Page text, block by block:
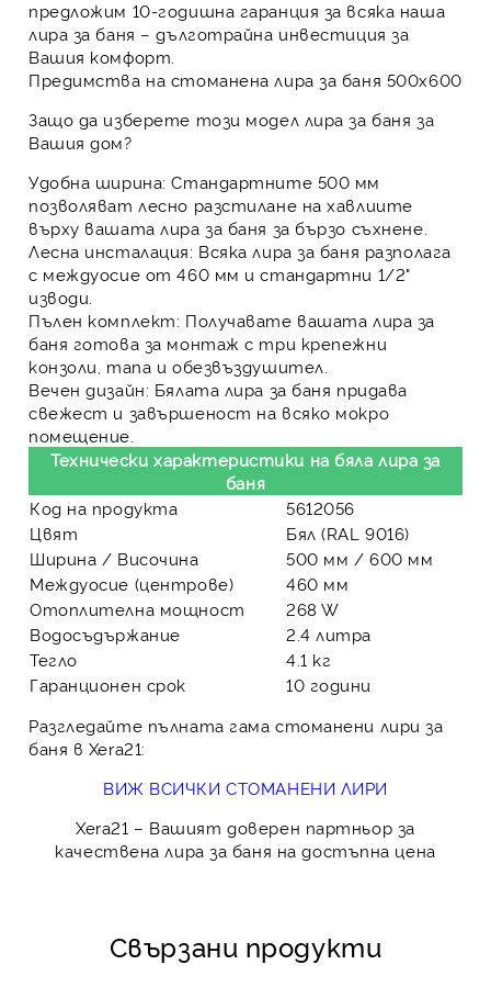
предложим 10-годишна гаранция за всяка наша
лира за баня – дълготрайна инвестиция за
Вашия комфорт.
Предимства на стоманена лира за баня 500х600
Защо да изберете този модел лира за баня за
Вашия дом?
Удобна ширина: Стандартните 500 мм
позволяват лесно разстилане на хавлиите
върху вашата лира за баня за бързо съхнене.
Лесна инсталация: Всяка лира за баня разполага
с междуосие от 460 мм и стандартни 1/2"
изводи.
Пълен комплект: Получавате вашата лира за
баня готова за монтаж с три крепежни
конзоли, тапа и обезвъздушител.
Вечен дизайн: Бялата лира за баня придава
свежест и завършеност на всяко мокро
помещение.
Технически характеристики на бяла лира за
баня
Код на продукта
5612056
Цвят
Бял (RAL 9016)
Ширина / Височина
500 мм / 600 мм
Междуосие (центрове)
460 мм
Отоплителна мощност
268 W
Водосъдържание
2.4 литра
Тегло
4.1 кг
Гаранционен срок
10 години
Разгледайте пълната гама стоманени лири за
баня в Xera21:
ВИЖ ВСИЧКИ СТОМАНЕНИ ЛИРИ
Xera21 – Вашият доверен партньор за
качествена лира за баня на достъпна цена
Свързани продукти